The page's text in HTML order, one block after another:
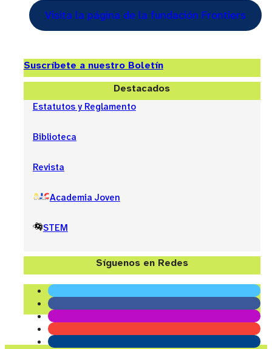
Visita la página de la fundación Frontiers
Suscríbete a nuestro Boletín
Destacados
Estatutos y Reglamento
Biblioteca
Revista
Academia Joven
STEM
Síguenos en Redes